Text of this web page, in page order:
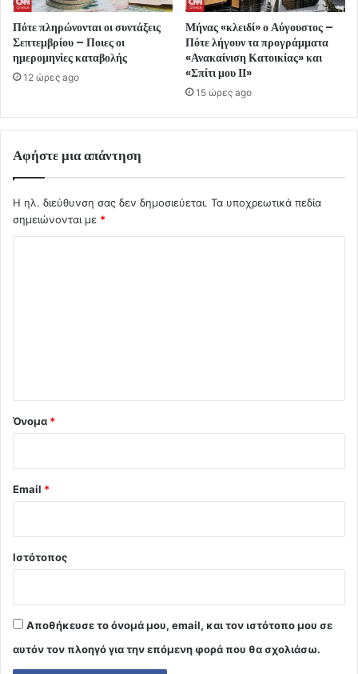
Πότε πληρώνονται οι συντάξεις
Σεπτεμβρίου – Ποιες οι
ημερομηνίες καταβολής
12 ώρες ago
Μήνας «κλειδί» ο Αύγουστος –
Πότε λήγουν τα προγράμματα
«Ανακαίνιση Κατοικίας» και
«Σπίτι μου ΙΙ»
15 ώρες ago
Αφήστε μια απάντηση
Η ηλ. διεύθυνση σας δεν δημοσιεύεται. Τα υποχρεωτικά πεδία
σημειώνονται με *
Όνομα *
Email *
Ιστότοπος
Αποθήκευσε το όνομά μου, email, και τον ιστότοπο μου σε
αυτόν τον πλοηγό για την επόμενη φορά που θα σχολιάσω.